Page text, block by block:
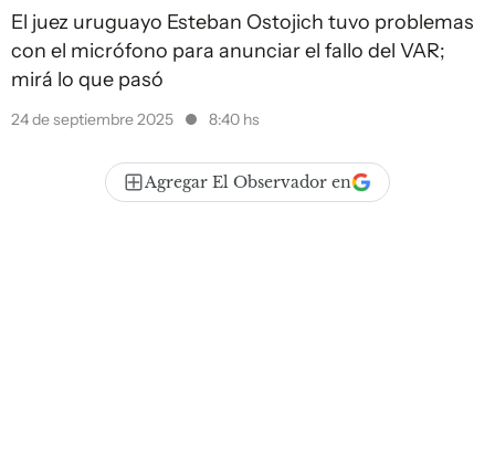
El juez uruguayo Esteban Ostojich tuvo problemas
con el micrófono para anunciar el fallo del VAR;
mirá lo que pasó
24 de septiembre 2025 8:40 hs
Agregar El Observador en